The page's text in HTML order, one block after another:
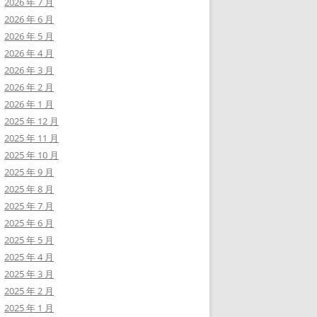
2026 年 6 月
2026 年 5 月
2026 年 4 月
2026 年 3 月
2026 年 2 月
2026 年 1 月
2025 年 12 月
2025 年 11 月
2025 年 10 月
2025 年 9 月
2025 年 8 月
2025 年 7 月
2025 年 6 月
2025 年 5 月
2025 年 4 月
2025 年 3 月
2025 年 2 月
2025 年 1 月